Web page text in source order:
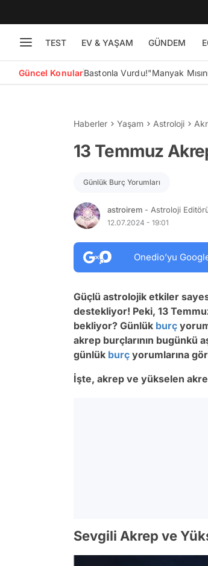
TEST EV & YAŞAM GÜNDEM
Güncel KonularBastonla Vurdu!"Manyak
Haberler Yaşam Astroloji
13 Temmuz
Günlük Burç Yorumları
astroirem - Astroloji
12.07.2024 - 19:01
Onedio’yu
Güçlü astrolojik etkiler
destekliyor! Peki, 13
bekliyor? Günlük burç
akrep burçlarının bugünkü
günlük burç yorumlarına
İşte, akrep ve yükselen
Sevgili Akrep ve